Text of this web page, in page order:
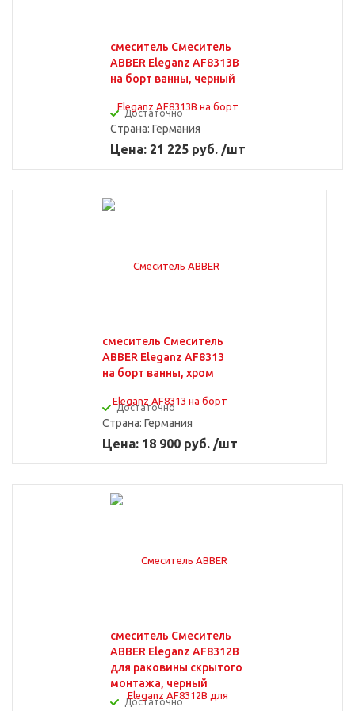
смеситель Смеситель
ABBER Eleganz AF8313B
на борт ванны, черный
Достаточно
Страна: Германия
Цена: 21 225 руб. /шт
смеситель Смеситель
ABBER Eleganz AF8313
на борт ванны, хром
Достаточно
Страна: Германия
Цена: 18 900 руб. /шт
смеситель Смеситель
ABBER Eleganz AF8312B
для раковины скрытого
монтажа, черный
Достаточно